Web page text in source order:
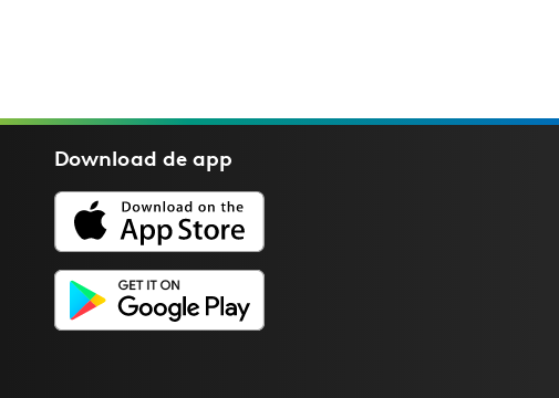
Download deapp